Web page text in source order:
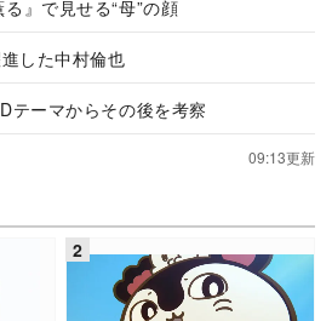
』で見せる“母”の顔
した中村倫也
テーマからその後を考察
09:13更新